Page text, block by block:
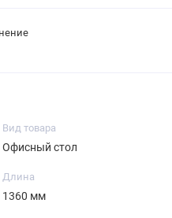
Вид товара
Офисный стол
Длина
1360 мм